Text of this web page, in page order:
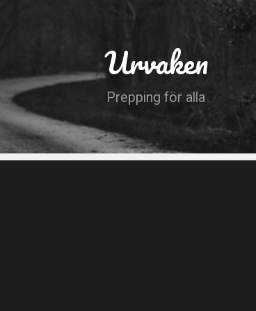
Urvaken
Prepping för alla